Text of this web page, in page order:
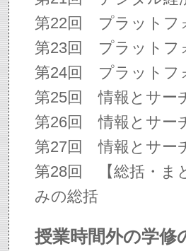
第22回 プラットフ
第23回 プラットフ
第24回 プラットフ
第25回 情報とサー
第26回 情報とサー
第27回 情報とサー
第28回 【総括・ま
みの総括
授業時間外の学修